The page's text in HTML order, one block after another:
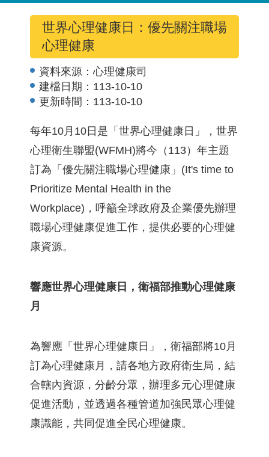
世界心理健康日：優先關注職場
心理健康
資料來源：心理健康司
建檔日期： 113-10-10
更新時間： 113-10-10
每年10月10日是「世界心理健康日」，世界
心理衛生聯盟(WFMH)將今（113）年主題
訂為「優先關注職場心理健康」(It's time to
Prioritize Mental Health in the
Workplace)，呼籲全球政府及企業優先辦理
職場心理健康促進工作，提供必要的心理健
康資源。
響應世界心理健康日，衛福部推動心理健康
月
為響應「世界心理健康日」，衛福部將10月
訂為心理健康月，請各地方政府衛生局，結
合轄內資源，分齡分眾，辦理多元心理健康
促進活動，並透過各種管道加強民眾心理健
康識能，共同促進全民心理健康。